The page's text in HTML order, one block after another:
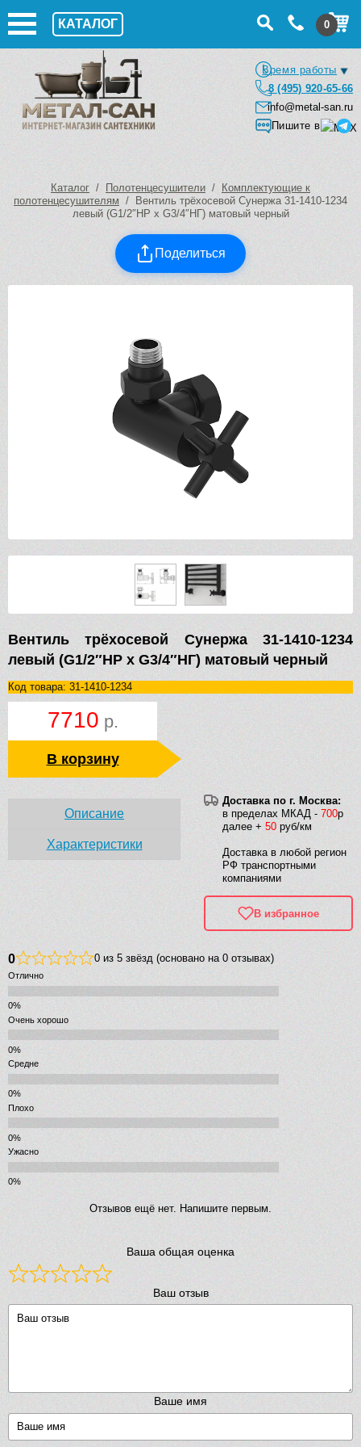
КАТАЛОГ 0
Время работы
8 (495) 920-65-66
info@metal-san.ru
Пишите в
Каталог / Полотенцесушители /
Комплектующие к
полотенцесушителям / Вентиль трёхосевой Сунержа 31-1410-1234
левый (G1/2″НР х G3/4″НГ) матовый черный
Поделиться
Вентиль трёхосевой Сунержа 31-1410-1234
левый (G1/2″НР х G3/4″НГ) матовый черный
Код товара: 31-1410-1234
7710 р.
В корзину
Доставка по г. Москва:
в пределах МКАД - 700р
далее + 50 руб/км
Доставка в любой регион
РФ транспортными
компаниями
В избранное
Описание
Характеристики
0 0 из 5 звёзд (основано на 0 отзывах)
Отлично
Очень хорошо
Средне
Плохо
Ужасно
Отзывов ещё нет. Напишите первым.
Ваша общая оценка
Ваш отзыв
Ваше имя